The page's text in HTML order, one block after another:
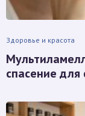
Здоровье и красота
спасение